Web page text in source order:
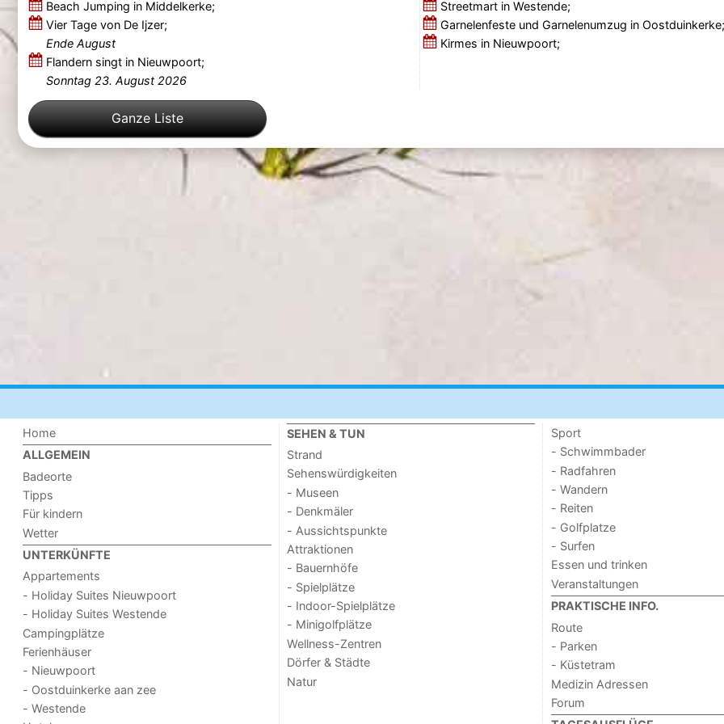
Beach Jumping in Middelkerke;
Vier Tage von De Ijzer;
Ende August
Flandern singt in Nieuwpoort;
Sonntag 23. August 2026
Streetmart in Westende;
Garnelenfeste und Garnelenumzug in
Kirmes in Nieuwpoort;
Ganze Liste
Home
ALLGEMEIN
Badeorte
Tipps
Für kindern
Wetter
UNTERKÜNFTE
Appartements
- Holiday Suites Nieuwpoort
- Holiday Suites Westende
Campingplätze
Ferienhäuser
- Nieuwpoort
- Oostduinkerke aan zee
- Westende
SEHEN & TUN
Strand
Sehenswürdigkeiten
- Museen
- Denkmäler
- Aussichtspunkte
Attraktionen
- Bauernhöfe
- Spielplätze
- Indoor-Spielplätze
- Minigolfplätze
Wellness-Zentren
Dörfer & Städte
Natur
Sport
- Schwimmbader
- Radfahren
- Wandern
- Reiten
- Golfplatze
- Surfen
Essen und trinken
Veranstaltungen
PRAKTISCHE INFO.
Route
- Parken
- Küstetram
Medizin Adressen
Forum